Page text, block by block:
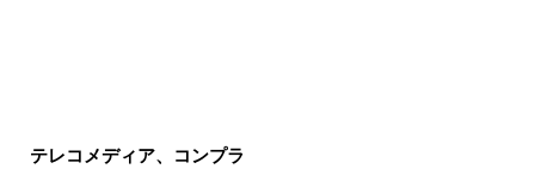
テレコメディア、コンプラ